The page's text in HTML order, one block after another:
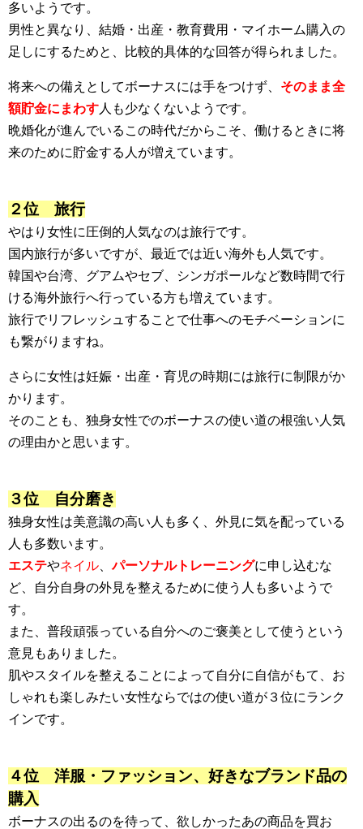
多いようです。
男性と異なり、結婚・出産・教育費用・マイホーム購入の
足しにするためと、比較的具体的な回答が得られました。
将来への備えとしてボーナスには手をつけず、 そのまま全
額貯金にまわす人も少なくないようです。
晩婚化が進んでいるこの時代だからこそ、働けるときに将
来のために貯金する人が増えています。
２位 旅行
やはり女性に圧倒的人気なのは旅行です。
国内旅行が多いですが、最近では近い海外も人気です。
韓国や台湾、グアムやセブ、シンガポールなど数時間で行
ける海外旅行へ行っている方も増えています。
旅行でリフレッシュすることで仕事へのモチベーションに
も繋がりますね。
さらに女性は妊娠・出産・育児の時期には旅行に制限がか
かります。
そのことも、独身女性でのボーナスの使い道の根強い人気
の理由かと思います。
３位 自分磨き
独身女性は美意識の高い人も多く、外見に気を配っている
人も多数います。
エステやネイル 、パーソナルトレーニングに申し込むな
ど、自分自身の外見を整えるために使う人も多いようで
す。
また、普段頑張っている自分へのご褒美として使うという
意見もありました。
肌やスタイルを整えることによって自分に自信がもて、お
しゃれも楽しみたい女性ならではの使い道が３位にランク
インです。
４位 洋服・ファッション、好きなブランド品の
購入
ボーナスの出るのを待って、欲しかったあの商品を買お